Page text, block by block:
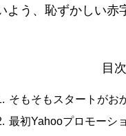
う、恥ずかしい赤
目次
そもそもスタートがお
最初Yahooプロモーシ